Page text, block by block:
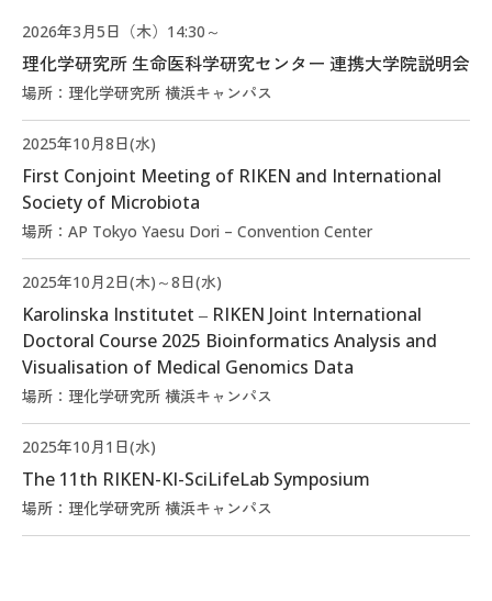
2026年3月5日（木）14:30～
理化学研究所 生命医科学研究センター 連携大学院説明会
場所：理化学研究所 横浜キャンパス
2025年10月8日(水)
First Conjoint Meeting of RIKEN and International
Society of Microbiota
場所：AP Tokyo Yaesu Dori – Convention Center
2025年10月2日(木)～8日(水)
Karolinska Institutet ‒ RIKEN Joint International
Doctoral Course 2025 Bioinformatics Analysis and
Visualisation of Medical Genomics Data
場所：理化学研究所 横浜キャンパス
2025年10月1日(水)
The 11th RIKEN-KI-SciLifeLab Symposium
場所：理化学研究所 横浜キャンパス